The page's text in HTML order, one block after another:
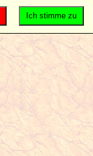
Ich stimme zu